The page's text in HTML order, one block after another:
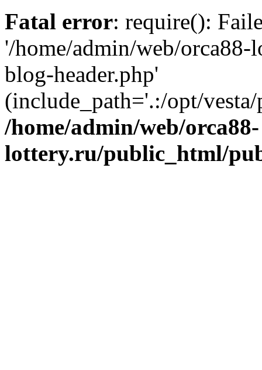
Fatal error: require():
'/home/admin/web/
blog-header.php'
(include_path='.:/opt/
/home/admin/web/orca88-
lottery.ru/public_html/